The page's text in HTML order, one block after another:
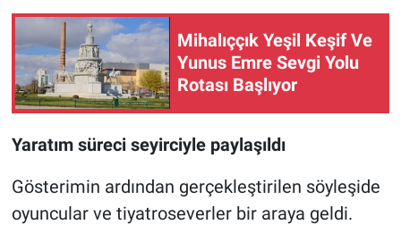
Mihalıççık Yeşil Keşif Ve
Yunus Emre Sevgi Yolu
Rotası Başlıyor
Yaratım süreci seyirciyle paylaşıldı
Gösterimin ardından gerçekleştirilen söyleşide
oyuncular ve tiyatroseverler bir araya geldi.